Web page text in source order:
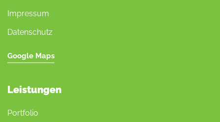
Impressum
Datenschutz
Google Maps
Leistungen
Portfolio